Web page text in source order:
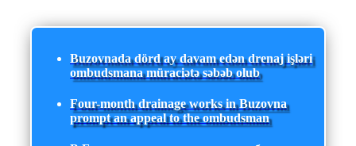
Buzovnada dörd ay davam edən drenaj işləri
ombudsmana müraciətə səbəb olub
Four-month drainage works in Buzovna
prompt an appeal to the ombudsman